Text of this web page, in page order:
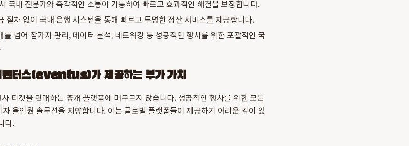
국내 전문가와 즉각적인 소통이 가능하여 빠르고 효과적인 해결을 보장합니다.
절차 없이 국내 은행 시스템을 통해 빠르고 투명한 정산 서비스를 제공합니다.
를 넘어 참가자 관리, 데이터 분석, 네트워킹 등 성공적인 행사를 위한 포괄적인 국
벤터스(eventus)가 제공하는 부가 가치
티켓을 판매하는 중개 플랫폼에 머무르지 않습니다. 성공적인 행사를 위한 모든
올인원 솔루션을 지향합니다. 이는 글로벌 플랫폼들이 제공하기 어려운 깊이 있
다.